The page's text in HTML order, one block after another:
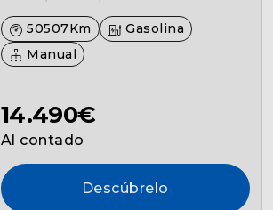
50507Km
Gasolina
Manual
14.490€
Al contado
Descúbrelo